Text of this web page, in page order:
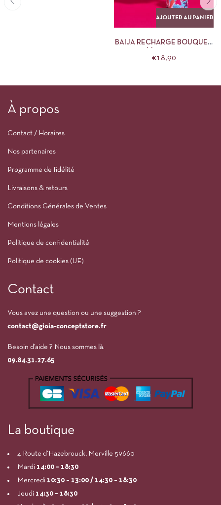
AJOUTER AU PANIER
BAIJA RECHARGE BOUQUET
€18,90
À propos
Contact / Horaires
Nos partenaires
Programme de fidélité
Livraisons & retours
Conditions Générales de Ventes
Mentions légales
Politique de confidentialité
Politique de cookies (UE)
Contact
Vous avez une question ou une suggestion ?
contact@gioia-conceptstore.fr
Besoin d’aide ? Nous sommes là.
09.84.31.27.65
La boutique
4 Route d’Hazebrouck, Merville 59660
Mardi 14:00 – 18:30
Mercredi 10:30 – 13:00 / 14:30 – 18:30
Jeudi 14:30 – 18:30